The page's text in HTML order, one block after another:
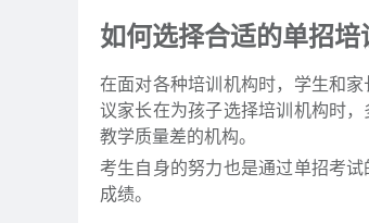
如何选择合适的单招培
在面对各种培训机构时，学生和
议家长在为孩子选择培训机构时
教学质量差的机构。
考生自身的努力也是通过单招考
成绩。